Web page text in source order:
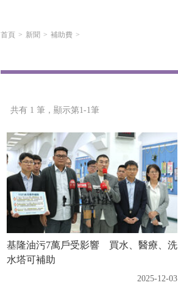
首頁 新聞 補助費
共有 1 筆， 顯示第1-1筆
基隆油污7萬戶受影響 買水、醫療、洗
水塔可補助
2025-12-03